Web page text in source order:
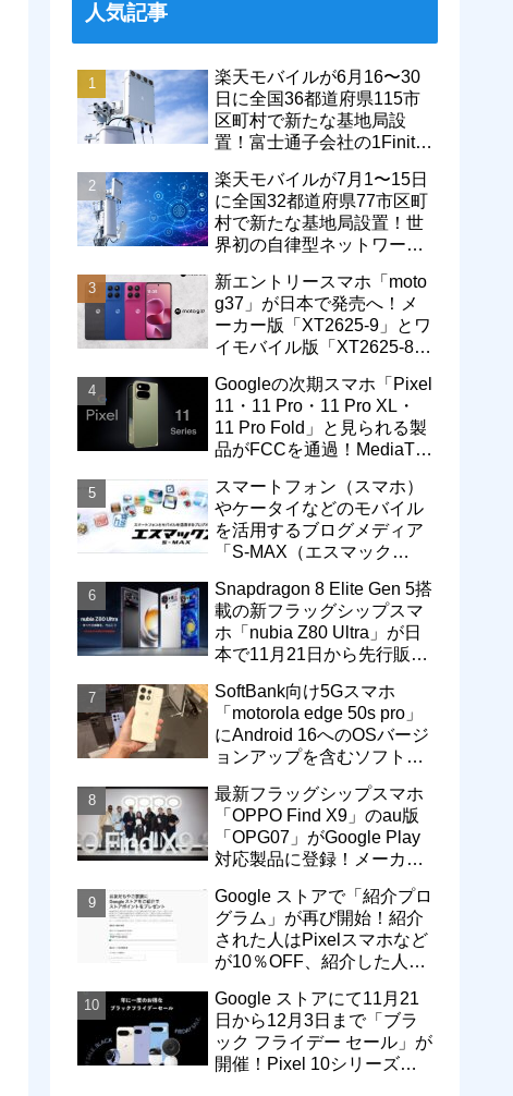
人気記事
楽天モバイルが6月16〜30
日に全国36都道府県115市
区町村で新たな基地局設
置！富士通子会社の1Finity
エリアが拡大
楽天モバイルが7月1〜15日
に全国32都道府県77市区町
村で新たな基地局設置！世
界初の自律型ネットワーク
通信品質も改善
新エントリースマホ「moto
g37」が日本で発売へ！メ
ーカー版「XT2625-9」とワ
イモバイル版「XT2625-8」
Googleの次期スマホ「Pixel
11・11 Pro・11 Pro XL・
11 Pro Fold」と見られる製
品がFCCを通過！MediaTek
スマートフォン（スマホ）
やケータイなどのモバイル
を活用するブログメディア
「S-MAX（エスマック
Snapdragon 8 Elite Gen 5搭
載の新フラッグシップスマ
ホ「nubia Z80 Ultra」が日
本で11月21日から先行販
SoftBank向け5Gスマホ
「motorola edge 50s pro」
にAndroid 16へのOSバージ
ョンアップを含むソフトウ
最新フラッグシップスマホ
「OPPO Find X9」のau版
「OPG07」がGoogle Play
対応製品に登録！メーカー
売へ
Google ストアで「紹介プロ
グラム」が再び開始！紹介
された人はPixelスマホなど
が10％OFF、紹介した人は
ト付与
Google ストアにて11月21
日から12月3日まで「ブラ
ック フライデー セール」が
開催！Pixel 10シリーズや